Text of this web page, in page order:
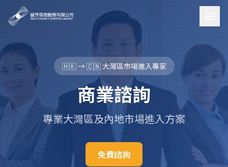
🇭🇰 → 🇨🇳 大灣區市場進入專家
商業諮詢
專業大灣區及內地市場進入方案
免費諮詢